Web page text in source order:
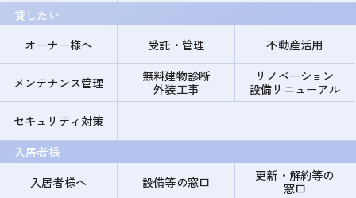
貸したい
オーナー様へ
受託・管理 不動産活用
メンテナンス管理
無料建物診断
外装工事
リノベーション
設備リニューアル
セキュリティ対策
入居者様
入居者様へ
設備等の窓口
更新・解約等の
窓口